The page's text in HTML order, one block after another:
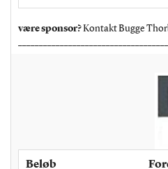
være sponsor?Kontakt Bugge
Beløb